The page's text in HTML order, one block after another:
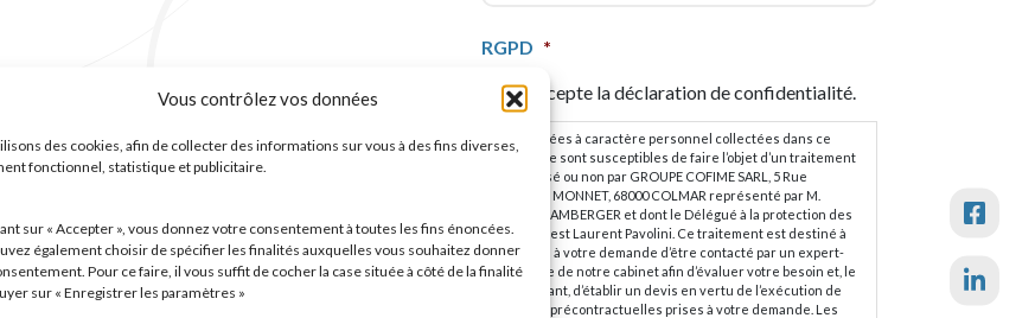
Vous contrôlez vos données
des cookies, afin de collecter des informations sur vous à des fins diverses,
fonctionnel, statistique et publicitaire.
sur « Accepter », vous donnez votre consentement à toutes les fins énoncées.
également choisir de spécifier les finalités auxquelles vous souhaitez donner
Pour ce faire, il vous suffit de cocher la case située à côté de la finalité
sur « Enregistrer les paramètres »
CAPTCHA
RGPD *
J’accepte la déclaration de confidentialité.
Les données à caractère personnel collectées dans ce
formulaire sont susceptibles de faire l’objet d’un traitement
automatisé ou non par GROUPE COFIME SARL, 5 Rue
Bertrand MONNET, 68000 COLMAR représenté par M.
Philippe LAMBERGER et dont le Délégué à la protection des
données est Laurent Pavolini. Ce traitement est destiné à
répondre à votre demande d’être contacté par un expert-
comptable de notre cabinet afin d’évaluer votre besoin et, le
cas échéant, d’établir un devis en vertu de l’exécution de
mesures précontractuelles prises à votre demande. Les